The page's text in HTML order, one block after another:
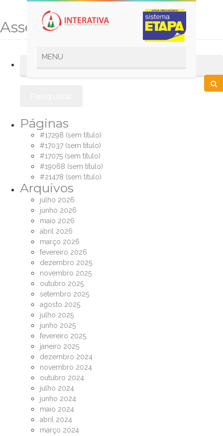
Assembleia | AGO | AGE
Pesquisar
Páginas
#17298 (sem título)
#17037 (sem título)
#17075 (sem título)
#19068 (sem título)
#21478 (sem título)
Arquivos
julho 2026
junho 2026
maio 2026
abril 2026
março 2026
fevereiro 2026
dezembro 2025
novembro 2025
outubro 2025
setembro 2025
agosto 2025
julho 2025
junho 2025
fevereiro 2025
janeiro 2025
dezembro 2024
novembro 2024
outubro 2024
julho 2024
junho 2024
maio 2024
abril 2024
março 2024